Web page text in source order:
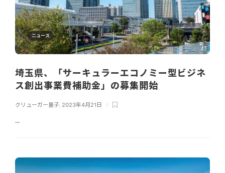
ニュース
埼玉県、「サーキュラーエコノミー型ビジネ
ス創出事業費補助金」の募集開始
クリューガー量子 2023年4月21日
...